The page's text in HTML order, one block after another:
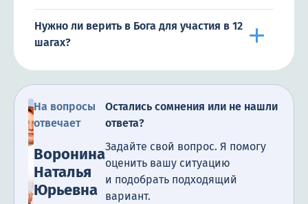
Нужно ли верить в Бога для участия в 12
шагах?
На вопросы
отвечает
Воронина
Наталья
Юрьевна
Остались сомнения или не нашли
ответа?
Задайте свой вопрос. Я помогу
оценить вашу ситуацию
и подобрать подходящий
вариант.